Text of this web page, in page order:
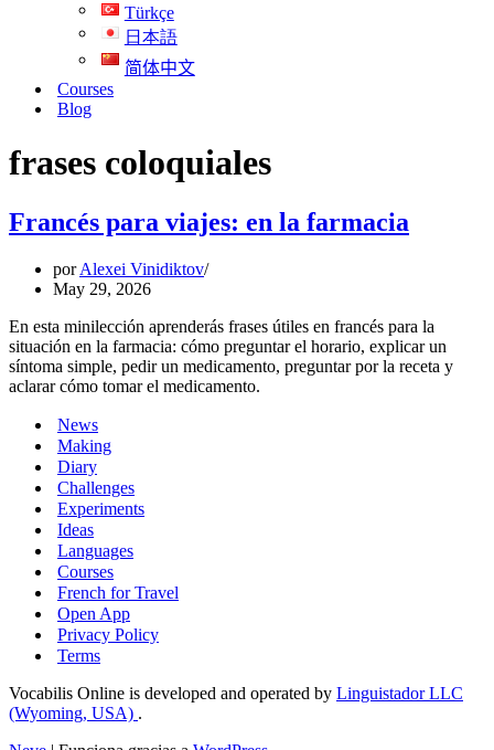
Türkçe
日本語
简体中文
Courses
Blog
frases coloquiales
Francés para viajes: en la farmacia
porAlexei Vinidiktov
May 29, 2026
En esta minilección aprenderás frases útiles en francés para la
situación en la farmacia: cómo preguntar el horario, explicar un
síntoma simple, pedir un medicamento, preguntar por la receta y
aclarar cómo tomar el medicamento.
News
Making
Diary
Challenges
Experiments
Ideas
Languages
Courses
French for Travel
Open App
Privacy Policy
Terms
Vocabilis Online is developed and operated by Linguistador LLC
(Wyoming, USA) .